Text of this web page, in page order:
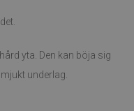
yta. Den kan böja sig
underlag.